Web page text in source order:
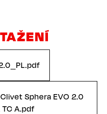
Sphera EVO 2.0
TC A.pdf